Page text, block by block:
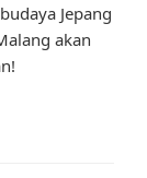
Jepang
akan